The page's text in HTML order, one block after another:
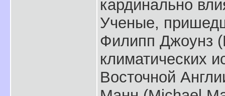
кардинально
Ученые,
Филипп Джоунз
климатических
Восточной